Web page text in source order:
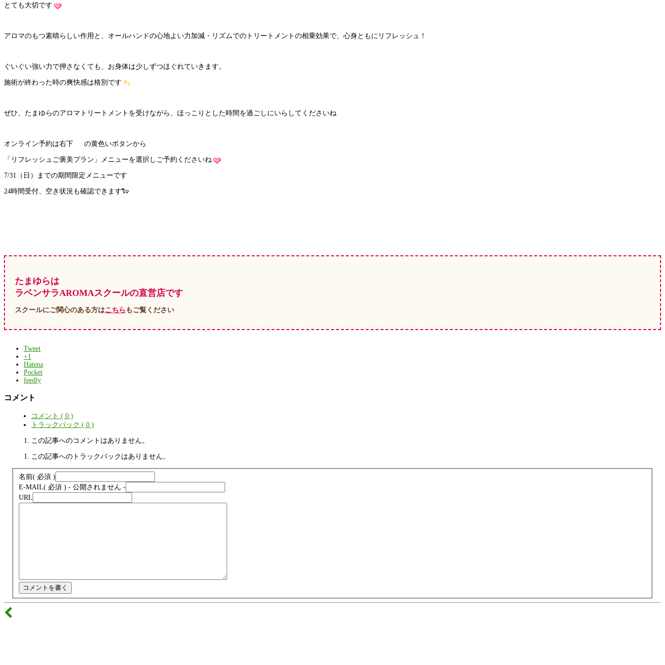
とても大切です
アロマのもつ素晴らしい作用と、オールハンドの心地よい力加減・リズムでのトリートメントの相乗効果で、心身ともにリフレッシュ！
ぐいぐい強い力で押さなくても、お身体は少しずつほぐれていきます。
施術が終わった時の爽快感は格別です
ぜひ、たまゆらのアロマトリートメントを受けながら、ほっこりとした時間を過ごしにいらしてくださいね
オンライン予約は右下 の黄色いボタンから
「リフレッシュご褒美プラン」メニューを選択しご予約くださいね
7/31（日）までの期間限定メニューです
24時間受付、空き状況も確認できます🐑
たまゆらは
ラベンサラAROMAスクールの直営店です
スクールにご関心のある方はこちら もご覧ください
Tweet
+1
Hatena
Pocket
feedly
コメント
コメント ( 0 )
トラックバック ( 0 )
この記事へのコメントはありません。
この記事へのトラックバックはありません。
名前( 必須 )
E-MAIL( 必須 ) - 公開されません -
URL